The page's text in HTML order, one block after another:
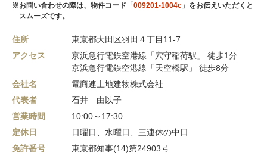
※お問い合わせの際は、物件コード「 009201-1004c 」をお伝えいただくと
スムーズです。
住所
東京都大田区羽田４丁目11-7
アクセス
京浜急行電鉄空港線「穴守稲荷駅」 徒歩1分
京浜急行電鉄空港線「天空橋駅」 徒歩8分
会社名
電商連土地建物株式会社
代表者
石井 由以子
営業時間
10:00～17:30
定休日
日曜日、水曜日、三連休の中日
免許番号
東京都知事(14)第24903号